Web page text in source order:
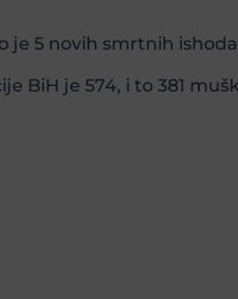
je 5 novih smrtnih
je 574, i to 381